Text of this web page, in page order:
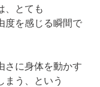
、とても
度を感じる瞬間で
さに身体を動かす
まう、という